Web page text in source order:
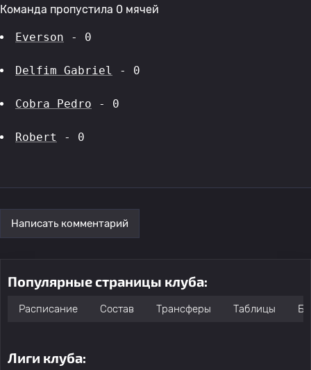
Команда пропустила 0 мячей
Everson - 0
Delfim Gabriel - 0
Cobra Pedro - 0
Robert - 0
Написать комментарий
Популярные страницы клуба:
Расписание Состав Трансферы Таблицы
Лиги клуба: